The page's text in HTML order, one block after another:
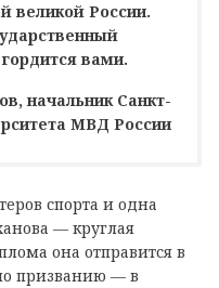
великой России.
вами.
начальник Санкт-
МВД России
спорта и одна
— круглая
она отправится в
призванию — в